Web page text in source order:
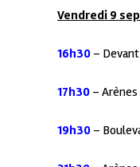
Vendredi 9
16h30 –
17h30 – Arènes
19h30 –